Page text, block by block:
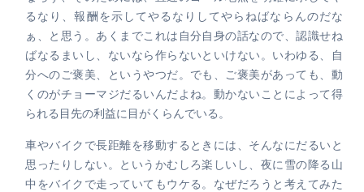
るなり、報酬を示してやるなりしてやらねばならんのだな
ぁ、と思う。あくまでこれは自分自身の話なので、認識せね
ばなるまいし、ないなら作らないといけない。いわゆる、自
分へのご褒美、というやつだ。でも、ご褒美があっても、動
くのがチョーマジだるいんだよね。動かないことによって得
られる目先の利益に目がくらんでいる。
車やバイクで長距離を移動するときには、そんなにだるいと
思ったりしない。というかむしろ楽しいし、夜に雪の降る山
中をバイクで走っていてもウケる。なぜだろうと考えてみた